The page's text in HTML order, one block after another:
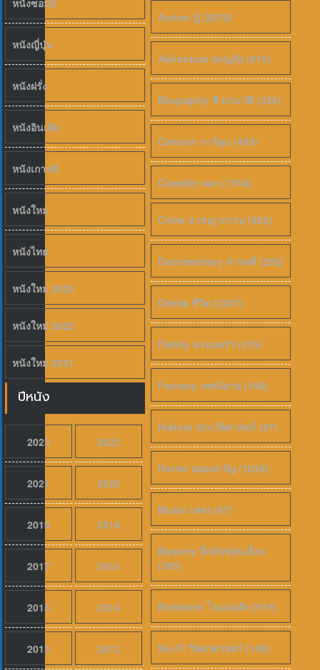
หนังญี่ปุ่น
หนังฝรั่ง
หนังอินเดีย
หนังเกาหลี
หนังใหม่
หนังไทย
หนังใหม่ 2023
หนังใหม่ 2022
หนังใหม่ 2021
ปีหนัง
2023 2022
2021 2020
2019 2018
2017 2016
2015 2014
2013 2012
6.5
Action บู้ (2679)
Adventure ผจญภัย (910)
Biography ชีวประวัติ (356)
Cartoon การ์ตูน (459)
Comedy ตลก (1764)
Crime อาชญากรรม (982)
Documentary สารคดี (292)
Drama ชีวิต (2207)
Family ครอบครัว (415)
Fantasy เทพนิยาย (186)
History ประวัติศาสตร์ (97)
Horror สยองขวัญ (1039)
Music เพลง (67)
Mystery ลึกลับซ่อนเงื่อน
(395)
Romance โรแมนติก (919)
Sci-Fi วิทยาศาสตร์ (149)